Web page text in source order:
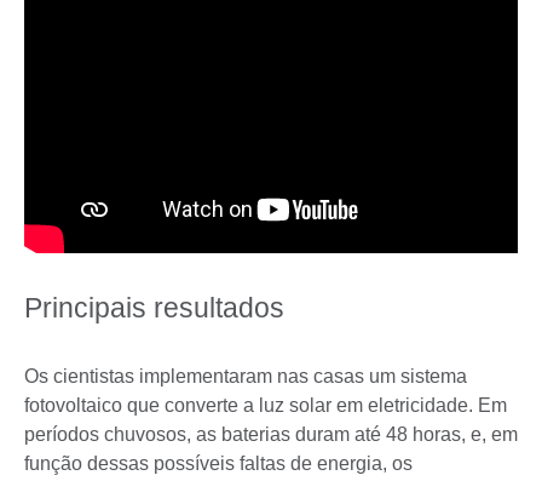
Principais resultados
Os cientistas implementaram nas casas um sistema
fotovoltaico que converte a luz solar em eletricidade. Em
períodos chuvosos, as baterias duram até 48 horas, e, em
função dessas possíveis faltas de energia, os